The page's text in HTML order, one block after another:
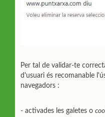
Per tal de validar-te
d'usuari és recomanable
navegadors :
- activades les galetes o